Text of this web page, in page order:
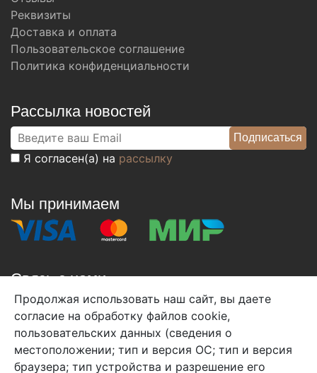
Реквизиты
Доставка и оплата
Пользовательское соглашение
Политика конфиденциальности
Рассылка новостей
Я согласен(а) на рассылку
Мы принимаем
Связь с нами
+7 (495) 933-38-08
info@arben-textile.ru- оптовые продажи
Продолжая использовать наш сайт, вы даете
согласие на обработку файлов cookie,
пользовательских данных (сведения о
местоположении; тип и версия ОС; тип и версия
браузера; тип устройства и разрешение его